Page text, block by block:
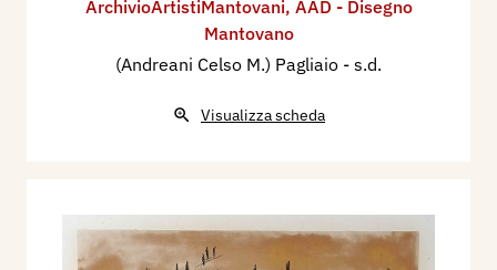
ArchivioArtistiMantovani, AAD - Disegno
Mantovano
(Andreani Celso M.) Pagliaio - s.d.
Visualizza scheda